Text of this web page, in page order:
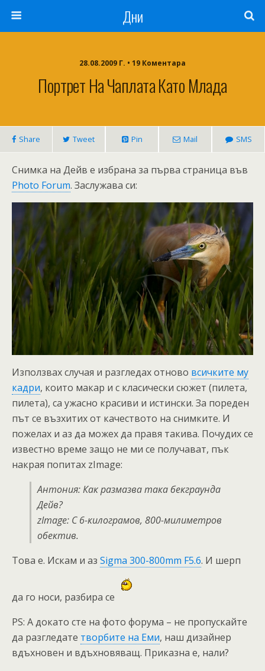
Дни
28.08.2009 Г. • 19 Коментара
Портрет На Чаплата Като Млада
Share Tweet Pin Mail SMS
Снимка на Дейв е избрана за първа страница във
Photo Forum. Заслужава си:
Използвах случая и разгледах отново всичките му
кадри, които макар и с класически сюжет (пилета,
пилета), са ужасно красиви и истински. За пореден
път се възхитих от качеството на снимките. И
пожелах и аз да можех да правя такива. Почудих се
известно време защо не ми се получават, пък
накрая попитах zImage:
Антония: Как размазва така бекграунда
Дейв?
zImage: С 6-килограмов, 800-милиметров
обектив.
Това е. Искам и аз Sigma 300-800mm F5.6. И шерп
да го носи, разбира се
PS: А докато сте на фото форума – не пропускайте
да разгледате творбите на Еми, наш дизайнер
вдъхновен и вдъхновяващ. Приказна е, нали?